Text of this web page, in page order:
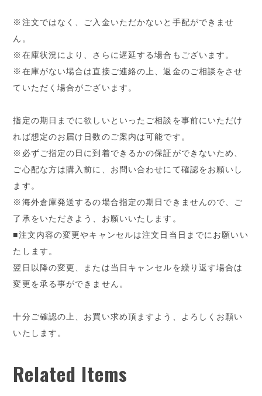
※注文ではなく、ご入金いただかないと手配ができませ
ん。
※在庫状況により、さらに遅延する場合もございます。
※在庫がない場合は直接ご連絡の上、返金のご相談をさせ
ていただく場合がございます。
指定の期日までに欲しいといったご相談を事前にいただけ
れば想定のお届け日数のご案内は可能です。
※必ずご指定の日に到着できるかの保証ができないため、
ご心配な方は購入前に、お問い合わせにて確認をお願いし
ます。
※海外倉庫発送するの場合指定の期日できませんので、ご
了承をいただきよう、お願いいたします。
■注文内容の変更やキャンセルは注文日当日までにお願いい
たします。
翌日以降の変更、または当日キャンセルを繰り返す場合は
変更を承る事ができません。
十分ご確認の上、お買い求め頂ますよう、よろしくお願い
いたします。
Related Items